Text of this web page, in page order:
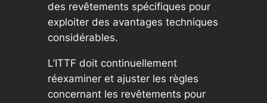
des revêtements spécifiques pour
exploiter des avantages techniques
considérables.
L’ITTF doit continuellement
réexaminer et ajuster les règles
concernant les revêtements pour